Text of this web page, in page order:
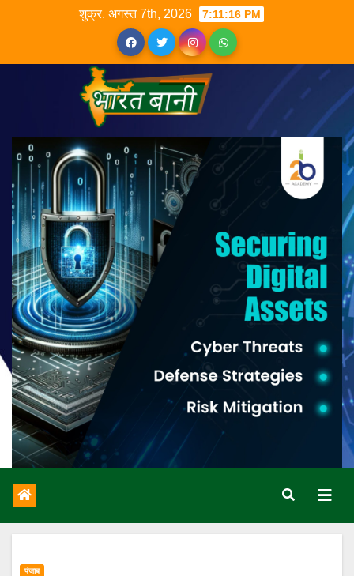
शुक्र. अगस्त 7th, 2026 7:11:17 PM
पंजाब